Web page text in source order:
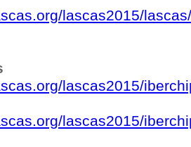
lascas2015/
lascas2015/
lascas2015/